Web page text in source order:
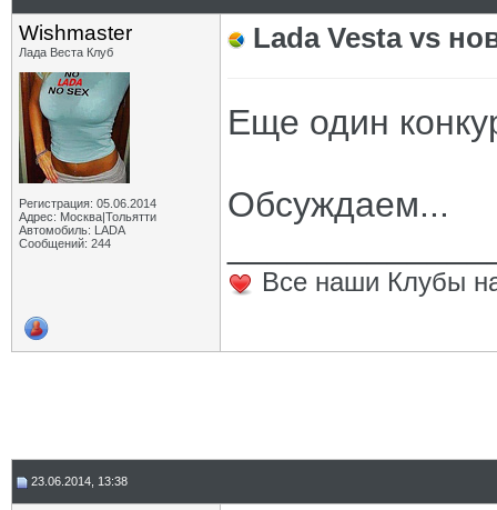
Wishmaster
Лада Веста Клуб
Регистрация: 05.06.2014
Адрес: Москва|Тольятти
Автомобиль: LADA
Сообщений: 244
Lada Vesta vs
Еще один
Обсуждаем...
Все наши Клубы
23.06.2014, 13:38